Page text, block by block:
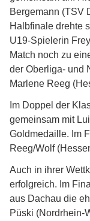
Bergemann (TSV
Halbfinale drehte
U19-Spielerin
Match noch zu
der Oberliga- und
Marlene Reeg
Im Doppel der
gemeinsam mit
Goldmedaille. Im
Reeg/Wolf
Auch in ihrer
erfolgreich. Im
aus Dachau die
Püski (Nordrhein-